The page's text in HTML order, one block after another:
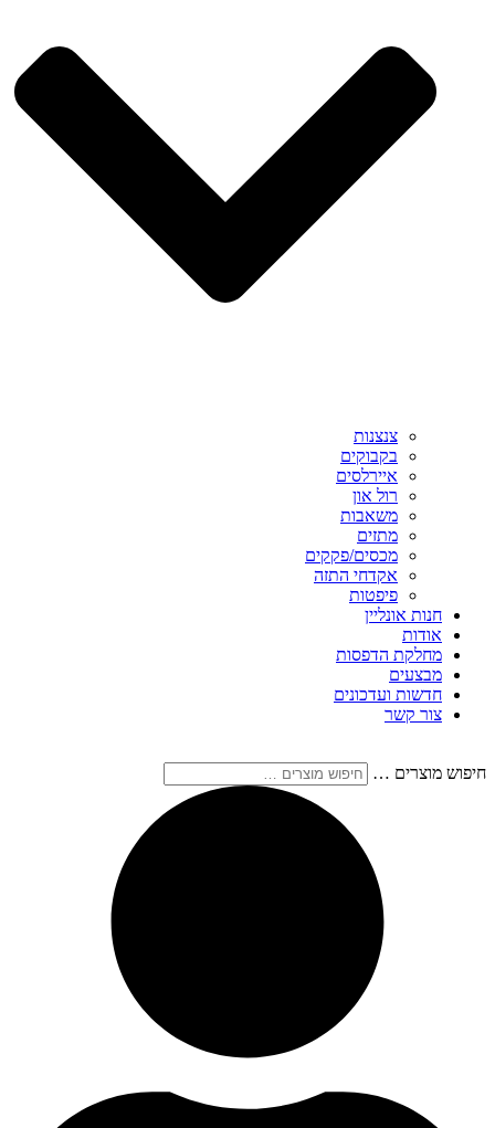
צנצנות
בקבוקים
איירלסים
רול און
משאבות
מתזים
מכסים/פקקים
אקדחי התזה
פיפטות
חנות אונליין
אודות
מחלקת הדפסות
מבצעים
חדשות ועדכונים
צור קשר
חיפוש מוצרים …